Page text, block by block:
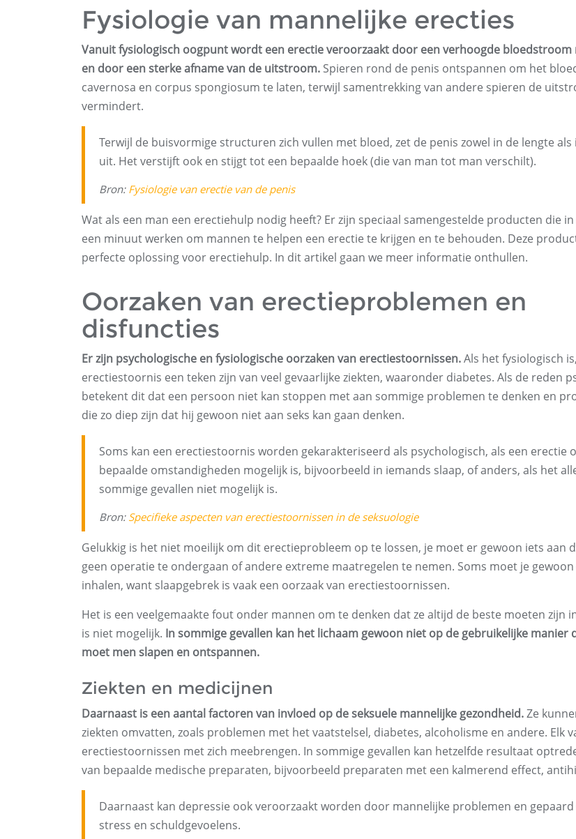
Fysiologie van mannelijke erecties
Vanuit fysiologisch oogpunt wordt een erectie veroorzaakt door een verhoogde bloedstroom
en door een sterke afname van de uitstroom. Spieren rond de penis ontspannen om het
cavernosa en corpus spongiosum te laten, terwijl samentrekking van andere spieren de
vermindert.
Terwijl de buisvormige structuren zich vullen met bloed, zet de penis zowel in de lengte
uit. Het verstijft ook en stijgt tot een bepaalde hoek (die van man tot man verschilt).
Bron: Fysiologie van erectie van de penis
Wat als een man een erectiehulp nodig heeft? Er zijn speciaal samengestelde producten die
een minuut werken om mannen te helpen een erectie te krijgen en te behouden. Deze
perfecte oplossing voor erectiehulp. In dit artikel gaan we meer informatie onthullen.
Oorzaken van erectieproblemen en
disfuncties
Er zijn psychologische en fysiologische oorzaken van erectiestoornissen.Als het fysiologisch
erectiestoornis een teken zijn van veel gevaarlijke ziekten, waaronder diabetes. Als de reden
betekent dit dat een persoon niet kan stoppen met aan sommige problemen te denken en
die zo diep zijn dat hij gewoon niet aan seks kan gaan denken.
Soms kan een erectiestoornis worden gekarakteriseerd als psychologisch, als een erectie
bepaalde omstandigheden mogelijk is, bijvoorbeeld in iemands slaap, of anders, als het
sommige gevallen niet mogelijk is.
Bron: Specifieke aspecten van erectiestoornissen in de seksuologie
Gelukkig is het niet moeilijk om dit erectieprobleem op te lossen, je moet er gewoon iets aan
geen operatie te ondergaan of andere extreme maatregelen te nemen. Soms moet je gewoon
inhalen, want slaapgebrek is vaak een oorzaak van erectiestoornissen.
Het is een veelgemaakte fout onder mannen om te denken dat ze altijd de beste moeten zijn
is niet mogelijk. In sommige gevallen kan het lichaam gewoon niet op de gebruikelijke manier
moet men slapen en ontspannen.
Ziekten en medicijnen
Daarnaast is een aantal factoren van invloed op de seksuele mannelijke gezondheid.Ze
ziekten omvatten, zoals problemen met het vaatstelsel, diabetes, alcoholisme en andere. Elk
erectiestoornissen met zich meebrengen. In sommige gevallen kan hetzelfde resultaat
van bepaalde medische preparaten, bijvoorbeeld preparaten met een kalmerend effect,
Daarnaast kan depressie ook veroorzaakt worden door mannelijke problemen en
stress en schuldgevoelens.